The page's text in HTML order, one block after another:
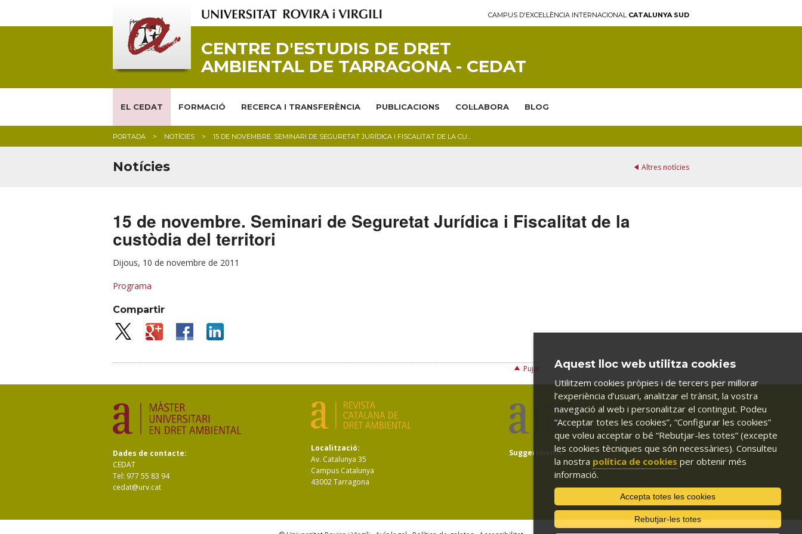
CAMPUS D'EXCEL·LÈNCIA INTERNACIONAL CATALUNYA SUD
CENTRE D'ESTUDIS DE DRET
AMBIENTAL DE TARRAGONA - CEDAT
EL CEDAT FORMACIÓ RECERCA I TRANSFERÈNCIA PUBLICACIONS COL·LABORA BLOG
PORTADA NOTÍCIES 15 DE NOVEMBRE. SEMINARI DE SEGURETAT JURÍDICA I FISCALITAT DE LA CU...
Altres notícies
Notícies
15 de novembre. Seminari de Seguretat Jurídica i Fiscalitat de la
custòdia del territori
Dijous, 10 de novembre de 2011
Programa
Compartir
Pujar
Dades de contacte:
CEDAT
Tel: 977 55 83 94
cedat@urv.cat
Localització:
Av. Catalunya 35
Campus Catalunya
43002 Tarragona
Suggeriments
Aquest lloc web utilitza cookies
Utilitzem cookies pròpies i de tercers per millorar
l’experiència d’usuari, analitzar el trànsit, la vostra
navegació al web i personalitzar el contingut. Podeu
“Acceptar totes les cookies”, “Configurar les cookies”
que voleu acceptar o bé “Rebutjar-les totes” (excepte
les cookies tècniques que són necessàries). Consulteu
la nostra política de cookies per obtenir més
informació.
Accepta totes les cookies
Rebutjar-les totes